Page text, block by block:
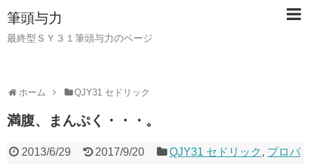
筆頭与力
最終型ＳＹ３１筆頭与力のページ
ホーム QJY31 セドリック
満腹、まんぷく・・・。
2013/6/29 2017/9/20 QJY31 セドリック , プロパ